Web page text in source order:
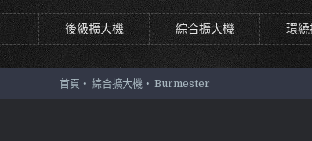
後級擴大機 綜合擴大機 環繞
首頁 綜合擴大機 Burmester